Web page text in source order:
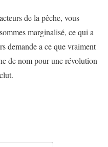
de la pêche, vous
marginalisé, ce qui a
demande a ce que vraiment
de nom pour une révolution